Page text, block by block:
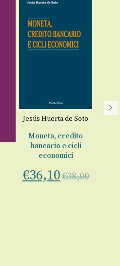
Jesús Huerta de Soto
Moneta, credito
bancario e cicli
economici
€36,10€38,00